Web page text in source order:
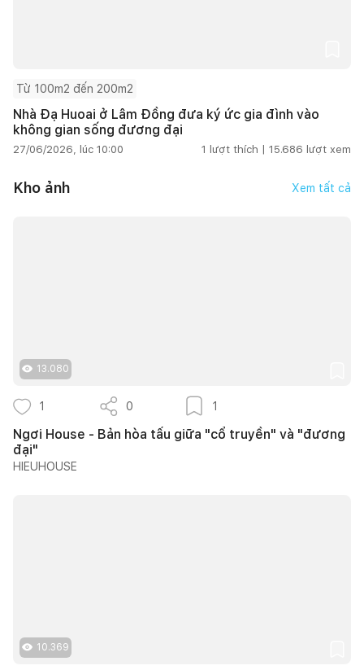
Từ 100m2 đến 200m2
Nhà Đạ Huoai ở Lâm Đồng đưa ký ức gia đình vào
không gian sống đương đại
27/06/2026, lúc 10:00 1 lượt thích | 15.686 lượt xem
Kho ảnh Xem tất cả
13.080
1 0 1
Ngơi House - Bản hòa tấu giữa "cổ truyền" và "đương
đại"
HIEUHOUSE
10.369